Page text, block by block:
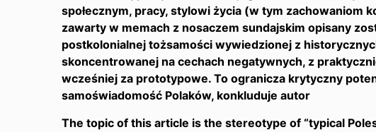
społecznym, pracy, stylowi życia (w tym zachowaniom
zawarty w memach z nosaczem sundajskim opisany
postkolonialnej tożsamości wywiedzionej z
skoncentrowanej na cechach negatywnych, z
wcześniej za prototypowe. To ogranicza krytyczny
samoświadomość Polaków, konkluduje autor
The topic of this article is the stereotype of “typical